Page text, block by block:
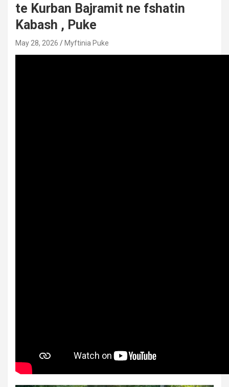
te Kurban Bajramit ne fshatin
Kabash , Puke
May 28, 2026 Myftinia Puke